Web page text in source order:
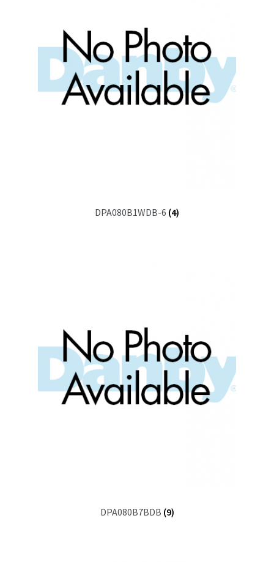
DPA080B1WDB-6 (4)
DPA080B7BDB (9)